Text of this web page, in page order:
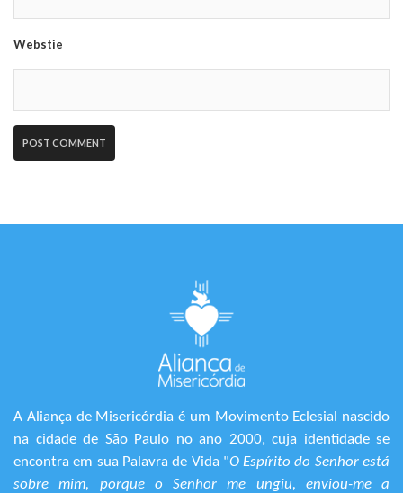
Webstie
A Aliança de Misericórdia é um Movimento Eclesial nascido
na cidade de São Paulo no ano 2000, cuja identidade se
encontra em sua Palavra de Vida "O Espírito do Senhor está
sobre mim, porque o Senhor me ungiu, enviou-me a